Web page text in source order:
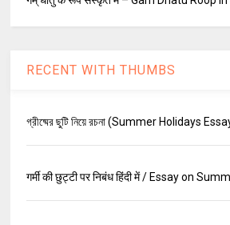
RECENT WITH THUMBS
গ্রীষ্মের ছুটি নিয়ে রচনা (Summer Holidays
गर्मी की छुट्टी पर निबंध हिंदी में / Essay on